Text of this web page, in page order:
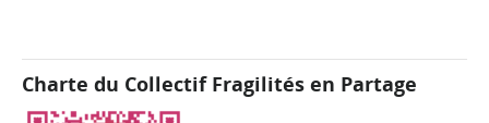
Charte du Collectif Fragilités en Partage